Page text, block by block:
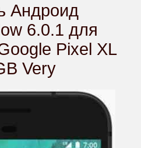
Андроид
6.0.1 для
Pixel XL
Very